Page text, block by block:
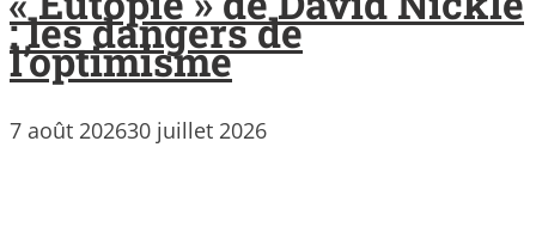
: les dangers de
l’optimisme
7 août 202630 juillet 2026